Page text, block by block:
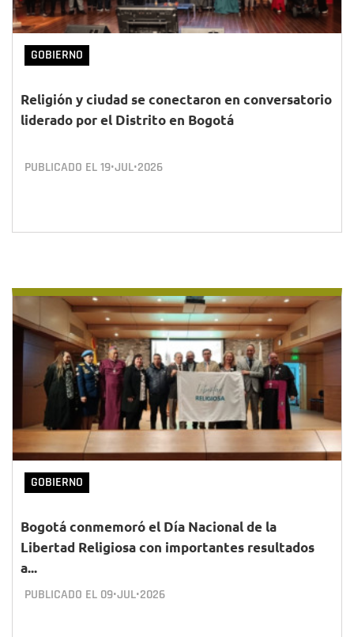
GOBIERNO
Religión y ciudad se conectaron en conversatorio
liderado por el Distrito en Bogotá
PUBLICADO EL19•JUL•2026
GOBIERNO
Bogotá conmemoró el Día Nacional de la
Libertad Religiosa con importantes resultados
a...
PUBLICADO EL 09•JUL•2026